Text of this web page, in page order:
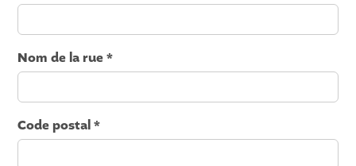
Nom de la rue *
Code postal *